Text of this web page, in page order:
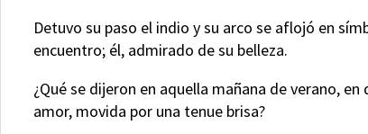
Detuvo su paso el indio y su arco se aflojó en
encuentro; él, admirado de su belleza.
¿Qué se dijeron en aquella mañana de verano,
amor, movida por una tenue brisa?